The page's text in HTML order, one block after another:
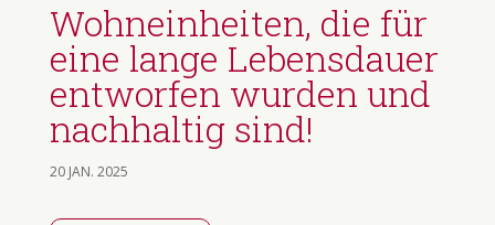
Wohneinheiten, die für
eine lange Lebensdauer
entworfen wurden und
nachhaltig sind!
20 JAN. 2025